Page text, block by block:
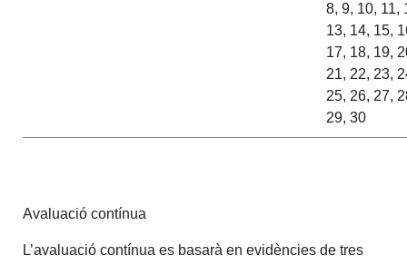
8, 9, 10, 11,
13, 14, 15,
17, 18, 19,
21, 22, 23,
25, 26, 27,
29, 30
Avaluació contínua
L’avaluació contínua es basarà en evidències de tres